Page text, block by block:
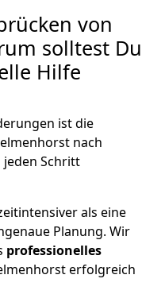
von
solltest Du
Hilfe
ist die
nach
jeden Schritt
als eine
Planung. Wir
professionelles
erfolgreich